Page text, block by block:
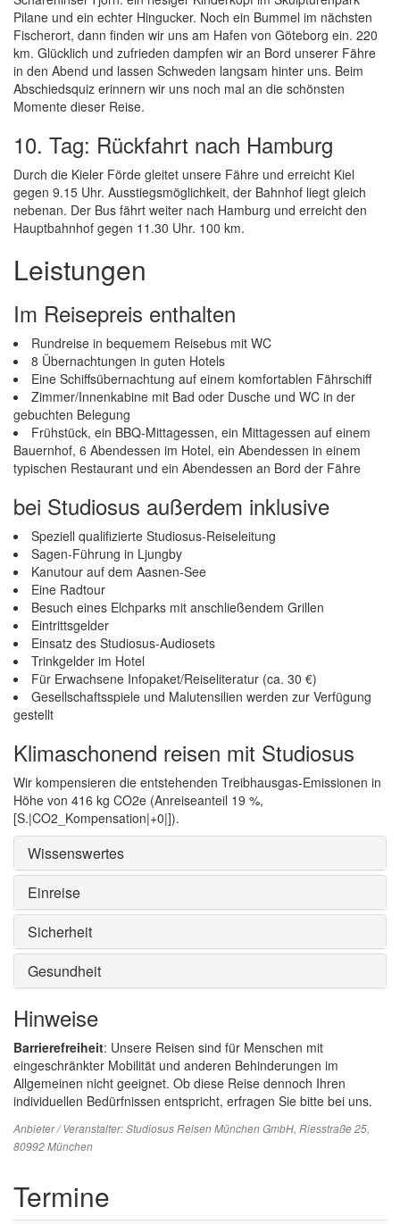
Pilane und ein echter Hingucker. Noch ein Bummel im nächsten
Fischerort, dann finden wir uns am Hafen von Göteborg ein. 220
km. Glücklich und zufrieden dampfen wir an Bord unserer Fähre
in den Abend und lassen Schweden langsam hinter uns. Beim
Abschiedsquiz erinnern wir uns noch mal an die schönsten
Momente dieser Reise.
10. Tag: Rückfahrt nach Hamburg
Durch die Kieler Förde gleitet unsere Fähre und erreicht Kiel
gegen 9.15 Uhr. Ausstiegsmöglichkeit, der Bahnhof liegt gleich
nebenan. Der Bus fährt weiter nach Hamburg und erreicht den
Hauptbahnhof gegen 11.30 Uhr. 100 km.
Leistungen
Im Reisepreis enthalten
Rundreise in bequemem Reisebus mit WC
8 Übernachtungen in guten Hotels
Eine Schiffsübernachtung auf einem komfortablen Fährschiff
Zimmer/Innenkabine mit Bad oder Dusche und WC in der
gebuchten Belegung
Frühstück, ein BBQ-Mittagessen, ein Mittagessen auf einem
Bauernhof, 6 Abendessen im Hotel, ein Abendessen in einem
typischen Restaurant und ein Abendessen an Bord der Fähre
bei Studiosus außerdem inklusive
Speziell qualifizierte Studiosus-Reiseleitung
Sagen-Führung in Ljungby
Kanutour auf dem Aasnen-See
Eine Radtour
Besuch eines Elchparks mit anschließendem Grillen
Eintrittsgelder
Einsatz des Studiosus-Audiosets
Trinkgelder im Hotel
Für Erwachsene Infopaket/Reiseliteratur (ca. 30 €)
Gesellschaftsspiele und Malutensilien werden zur Verfügung
gestellt
Klimaschonend reisen mit Studiosus
Wir kompensieren die entstehenden Treibhausgas-Emissionen in
Höhe von 416 kg CO2e (Anreiseanteil 19 %,
[S.|CO2_Kompensation|+0|]).
Wissenswertes
Einreise
Sicherheit
Gesundheit
Hinweise
Barrierefreiheit: Unsere Reisen sind für Menschen mit
eingeschränkter Mobilität und anderen Behinderungen im
Allgemeinen nicht geeignet. Ob diese Reise dennoch Ihren
individuellen Bedürfnissen entspricht, erfragen Sie bitte bei uns.
Anbieter / Veranstalter:Studiosus Reisen München GmbH, Riesstraße 25,
80992 München
Termine